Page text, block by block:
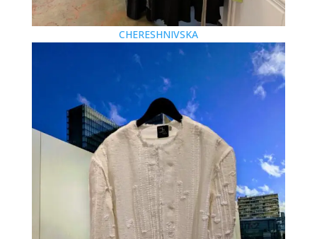
CHERESHNIVSKA